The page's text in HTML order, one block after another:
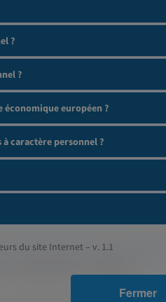
?
?
économique européen ?
caractère personnel ?
du site Internet – v. 1.1
Fermer